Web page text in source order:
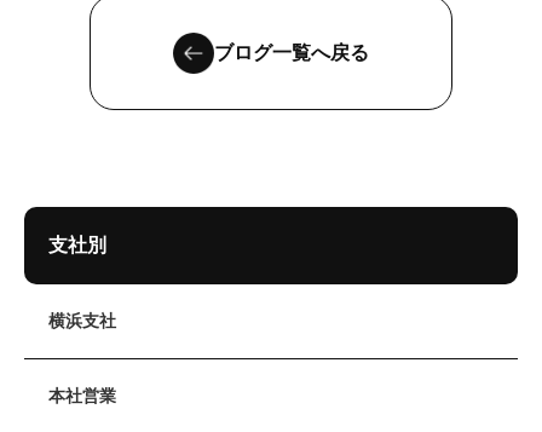
ブログ一覧へ戻る
支社別
横浜支社
本社営業